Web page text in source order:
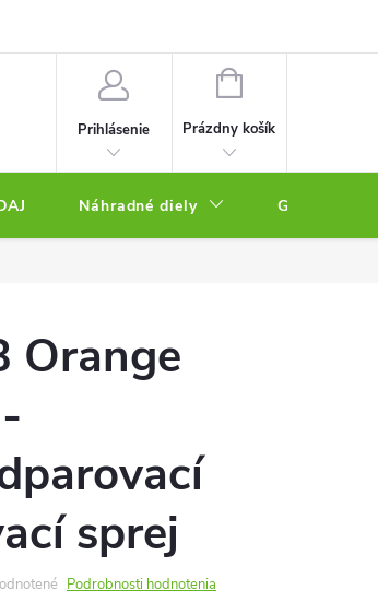
Prihlásenie
NÁKUPNÝ
Prázdny košík
Náhradné diely
Orange
sprej
Podrobnosti hodnotenia